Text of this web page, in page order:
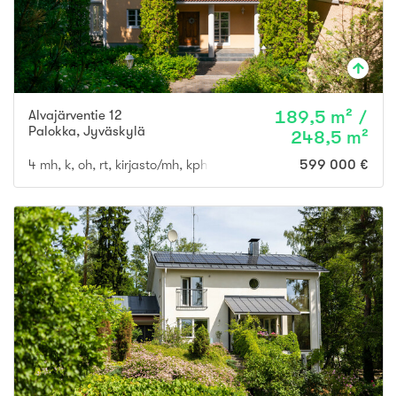
Alvajärventie 12
Palokka, Jyväskylä
189,5 m² /
248,5 m²
4 mh, k, oh, rt, kirjasto/mh, kph x 2, s, khh, 2x erill. wc, 3x vh
599 000 €